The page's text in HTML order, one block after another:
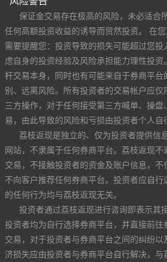
保证金交易存在极高的风险，未必适合
任何高额投资收益的诱导而贸然投资。 在您
需要提醒您：投资导致的损失可能超过您
虑自身的投资经验及风险承担能力理性投
杆交易本身，同时也有可能来自于券商平
别、远离风险。所有投资者的交易帐户应
三方操作，对于任何接受第三方喊单、操
易，由此导致的风险和亏损由投资者个人自
荔枝返现是独立的、仅为投资者提供信
网站，不隶属于任何券商平台。荔枝返现
交易，不接触投资者的资金及账户信息，不
不向客户推荐任何券商平台。投资者应自
的任何行为均与荔枝返现无关。
投资者通过荔枝返现进行咨询即表示其
投资者均为自行选择券商平台，并直接前
交易，对于投资者与券商平台之间的纠纷
济损失应由投资者与券商平台自行解决，